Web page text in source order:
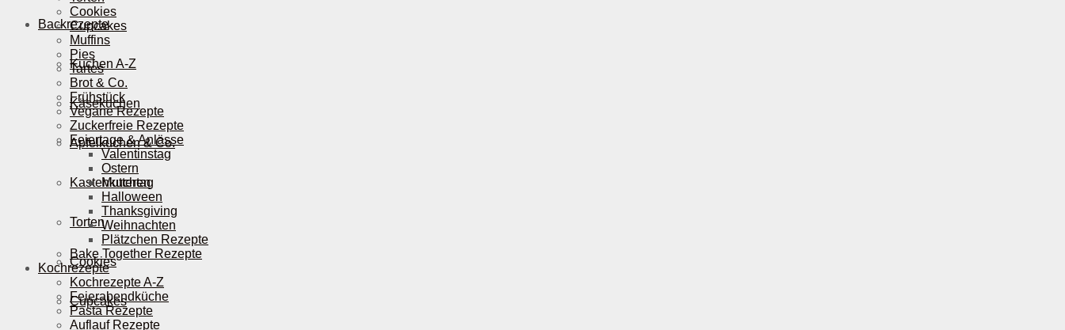
Backrezepte
Kuchen A-Z
Käsekuchen
Apfelkuchen & Co.
Kastenkuchen
Torten
Cookies
Cupcakes
Cookies
Cupcakes
Muffins
Pies
Tartes
Brot & Co.
Frühstück
Vegane Rezepte
Zuckerfreie Rezepte
Feiertage & Anlässe
Valentinstag
Ostern
Muttertag
Halloween
Thanksgiving
Weihnachten
Plätzchen Rezepte
Bake Together Rezepte
Kochrezepte
Kochrezepte A-Z
Feierabendküche
Pasta Rezepte
Auflauf Rezepte